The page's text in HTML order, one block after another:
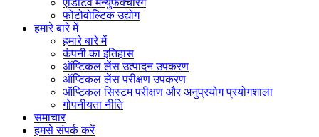
एडिटिव मैन्युफैक्चरिंग
फोटोवोल्टिक उद्योग
हमारे बारे में
हमारे बारे में
कंपनी का इतिहास
ऑप्टिकल लेंस उत्पादन उपकरण
ऑप्टिकल लेंस परीक्षण उपकरण
ऑप्टिकल सिस्टम परीक्षण और अनुप्रयोग प्रयोगशाला
गोपनीयता नीति
समाचार
हमसे संपर्क करें